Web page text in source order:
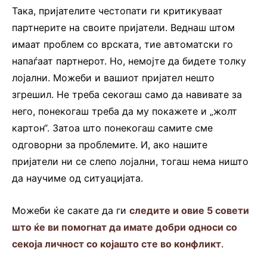
Така, пријателите честопати ги критикуваат
партнерите на своите пријатели. Веднаш штом
имаат проблем со врската, тие автоматски го
напаѓаат партнерот. Но, немојте да бидете толку
лојални. Можеби и вашиот пријател нешто
згрешил. Не треба секогаш само да навивате за
него, понекогаш треба да му покажете и „жолт
картон“. Затоа што понекогаш самите сме
одговорни за проблемите. И, ако нашите
пријатели ни се слепо лојални, тогаш нема ништо
да научиме од ситуацијата.
Можеби ќе сакате да ги следите и овие 5 совети
што ќе ви помогнат да имате добри односи со
секоја личност со којашто сте во конфликт.